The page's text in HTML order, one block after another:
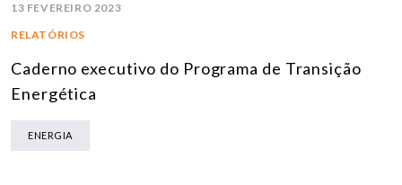
13 FEVEREIRO 2023
RELATÓRIOS
Caderno executivo do Programa de Transição
Energética
ENERGIA